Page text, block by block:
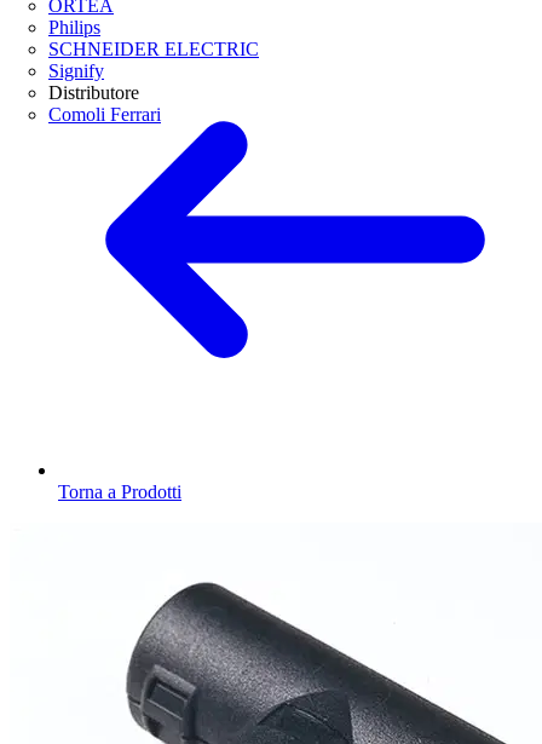
ORTEA
Philips
SCHNEIDER ELECTRIC
Signify
Distributore
Comoli Ferrari
Torna a Prodotti